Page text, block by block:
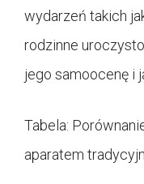
wydarzeń takich
rodzinne
jego samoocenę i
Tabela:
aparatem